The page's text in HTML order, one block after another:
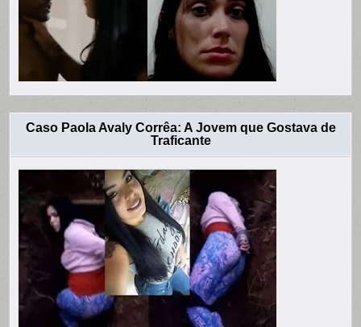
Caso Paola Avaly Corrêa: A Jovem que Gostava de
Traficante